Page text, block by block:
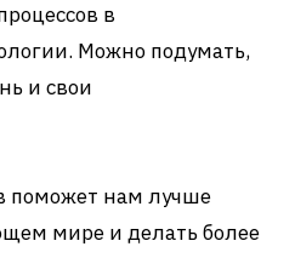
в
Можно подумать,
и свои
поможет нам лучше
мире и делать более